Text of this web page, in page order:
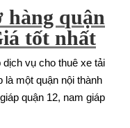
hàng quận
tốt nhất
vụ cho thuê xe tải
là một quận nội thành
quận 12, nam giáp